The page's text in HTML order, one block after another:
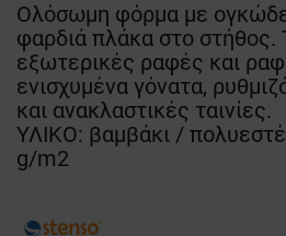
Ολόσωμη φόρμα με
φαρδιά πλάκα στο στήθος.
εξωτερικές ραφές και
ενισχυμένα γόνατα,
και ανακλαστικές ταινίες.
ΥΛΙΚΟ: βαμβάκι /
g/m2